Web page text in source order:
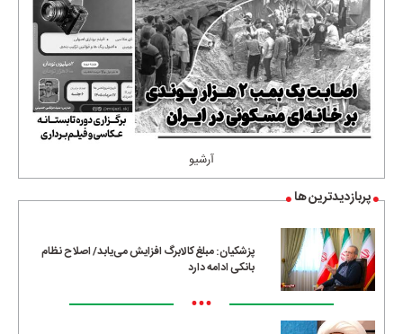
آرشیو
پربازدیدترین ها
پزشکیان: مبلغ کالابرگ افزایش می‌یابد/ اصلاح نظام
بانکی ادامه دارد
•••